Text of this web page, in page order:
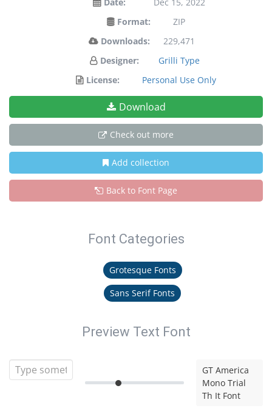
Format:
ZIP
Downloads:
229,471
Designer:
Grilli Type
License:
Personal Use Only
Download
Check out more
Add collection
Back to Font Page
Font Categories
Grotesque Fonts
Sans Serif Fonts
Preview Text Font
GT America
Mono Trial
Th It Font